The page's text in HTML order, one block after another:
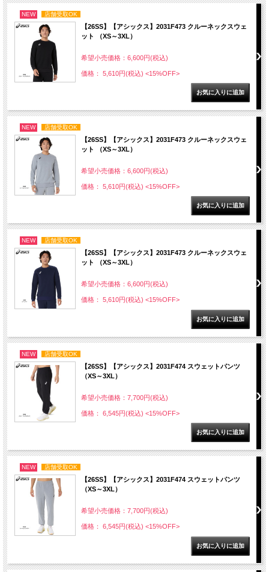
NEW 店舗受取OK
【26SS】【アシックス】2031F473 クルーネックスウェ
ット （XS～3XL）
希望小売価格：6,600円(税込)
価格： 5,610円(税込) <15%OFF>
NEW 店舗受取OK
【26SS】【アシックス】2031F473 クルーネックスウェ
ット （XS～3XL）
希望小売価格：6,600円(税込)
価格： 5,610円(税込) <15%OFF>
NEW 店舗受取OK
【26SS】【アシックス】2031F473 クルーネックスウェ
ット （XS～3XL）
希望小売価格：6,600円(税込)
価格： 5,610円(税込) <15%OFF>
NEW 店舗受取OK
【26SS】【アシックス】2031F474 スウェットパンツ
（XS～3XL）
希望小売価格：7,700円(税込)
価格： 6,545円(税込) <15%OFF>
NEW 店舗受取OK
【26SS】【アシックス】2031F474 スウェットパンツ
（XS～3XL）
希望小売価格：7,700円(税込)
価格： 6,545円(税込) <15%OFF>